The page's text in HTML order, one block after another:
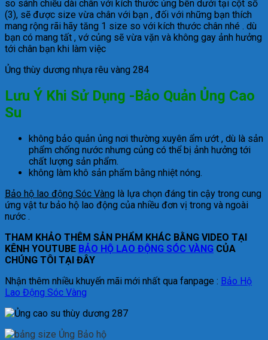
so sánh chiều dài chân với kích thước ủng bên dưới tại cột số
(3), sẽ được size vừa chân với bạn , đối với những bạn thích
mang rộng rãi hãy tăng 1 size so với kích thước chân nhé . dù
bạn có mang tất , vớ củng sẽ vừa vặn và không gay ảnh hưởng
tới chân bạn khi làm việc
Ủng thùy dương nhựa rêu vàng 284
Lưu Ý Khi Sử Dụng -Bảo Quản Ủng Cao
Su
không bảo quản ủng nơi thường xuyên ẩm ướt , dù là sản
phẩm chống nước nhưng củng có thể bị ảnh hưởng tới
chất lượng sản phẩm.
không làm khô sản phẩm bằng nhiệt nóng.
Bảo hộ lao động Sóc Vàng là lựa chọn đáng tin cậy trong cung
ứng vật tư bảo hộ lao động của nhiều đơn vị trong và ngoài
nước .
THAM KHẢO THÊM SẢN PHẨM KHÁC BẰNG VIDEO TẠI
KÊNH YOUTUBE BẢO HỘ LAO ĐỘNG SÓC VÀNG CỦA
CHÚNG TÔI TẠI ĐÂY
Nhận thêm nhiều khuyến mãi mới nhất qua fanpage : Bảo Hộ
Lao Động Sóc Vàng